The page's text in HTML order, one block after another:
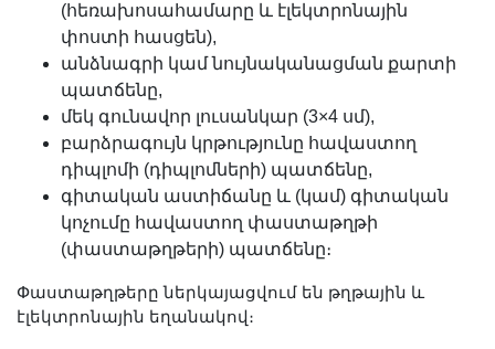
(հեռախոսահամարը և էլեկտրոնային
փոստի հասցեն),
անձնագրի կամ նույնականացման քարտի
պատճենը,
մեկ գունավոր լուսանկար (3×4 սմ),
բարձրագույն կրթությունը հավաստող
դիպլոմի (դիպլոմների) պատճենը,
գիտական աստիճանը և (կամ) գիտական
կոչումը հավաստող փաստաթղթի
(փաստաթղթերի) պատճենը։
Փաստաթղթերը ներկայացվում են թղթային և
էլեկտրոնային եղանակով։